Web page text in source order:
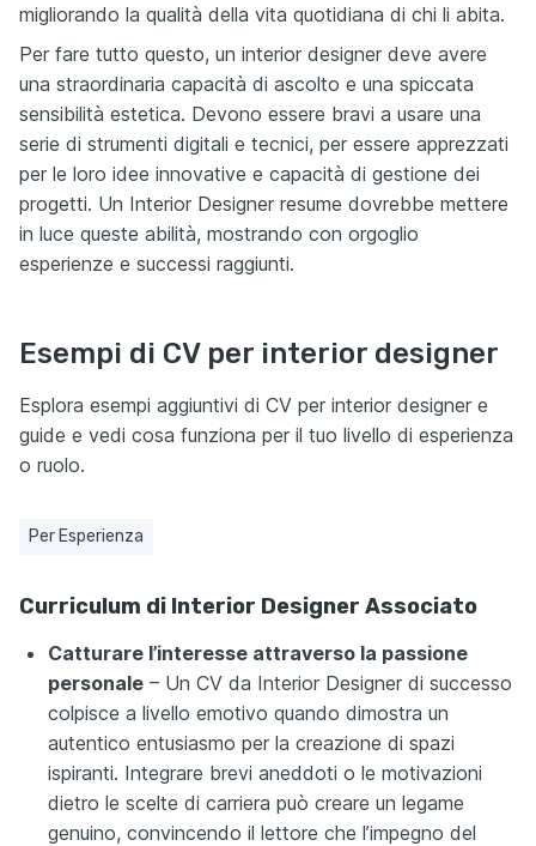
migliorando la qualità della vita quotidiana di chi li abita.
Per fare tutto questo, un interior designer deve avere
una straordinaria capacità di ascolto e una spiccata
sensibilità estetica. Devono essere bravi a usare una
serie di strumenti digitali e tecnici, per essere apprezzati
per le loro idee innovative e capacità di gestione dei
progetti. Un Interior Designer resume dovrebbe mettere
in luce queste abilità, mostrando con orgoglio
esperienze e successi raggiunti.
Esempi di CV per interior designer
Esplora esempi aggiuntivi di CV per interior designer e
guide e vedi cosa funziona per il tuo livello di esperienza
o ruolo.
Per Esperienza
Curriculum di Interior Designer Associato
Catturare l’interesse attraverso la passione
personale – Un CV da Interior Designer di successo
colpisce a livello emotivo quando dimostra un
autentico entusiasmo per la creazione di spazi
ispiranti. Integrare brevi aneddoti o le motivazioni
dietro le scelte di carriera può creare un legame
genuino, convincendo il lettore che l’impegno del